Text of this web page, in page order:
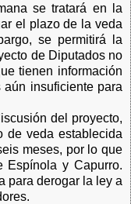
se tratará en la
el plazo de la veda
se permitirá la
de Diputados no
tienen información
insuficiente para
del proyecto,
de veda establecida
meses, por lo que
Espínola y Capurro.
para derogar la ley a